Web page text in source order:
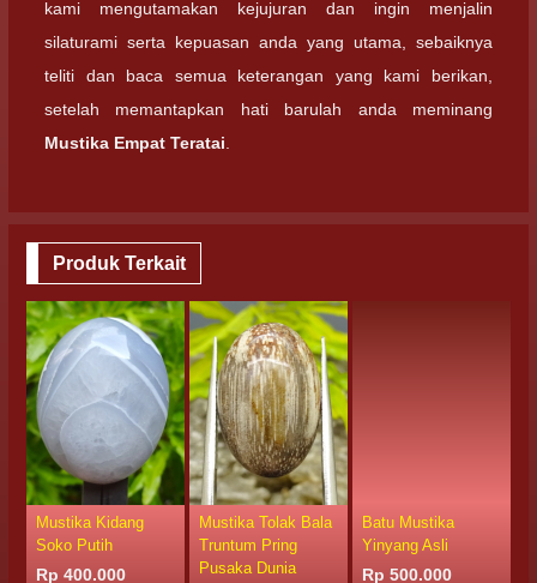
kami mengutamakan kejujuran dan ingin menjalin
silaturami serta kepuasan anda yang utama, sebaiknya
teliti dan baca semua keterangan yang kami berikan,
setelah memantapkan hati barulah anda meminang
Mustika Empat Teratai
Produk Terkait
Mustika Kidang
Soko Putih
Rp 400.000
Mustika Tolak Bala
Truntum Pring
Pusaka Dunia
Batu Mustika
Yinyang Asli
Rp 500.000